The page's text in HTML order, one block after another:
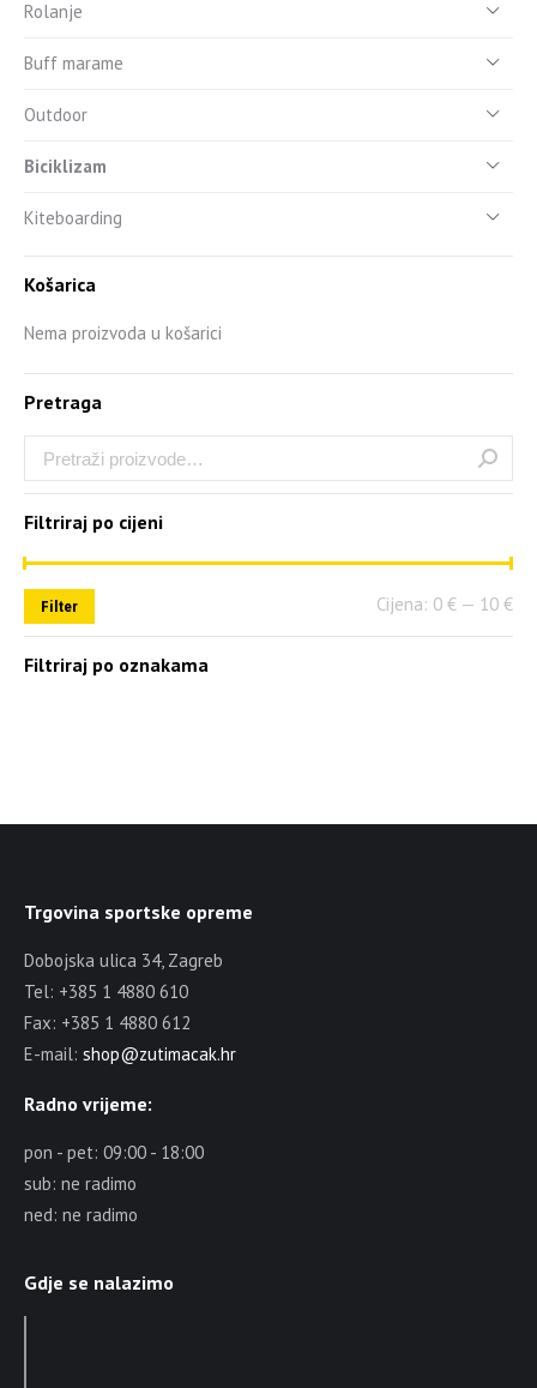
Rolanje
Buff marame
Outdoor
Biciklizam
Kiteboarding
Košarica
Nema proizvoda u košarici
Pretraga
Filtriraj po cijeni
Filter Cijena: 0 € — 10 €
Filtriraj po oznakama
Trgovina sportske opreme
Dobojska ulica 34, Zagreb
Tel: +385 1 4880 610
Fax: +385 1 4880 612
E-mail: shop@zutimacak.hr
Radno vrijeme:
pon - pet: 09:00 - 18:00
sub: ne radimo
ned: ne radimo
Gdje se nalazimo